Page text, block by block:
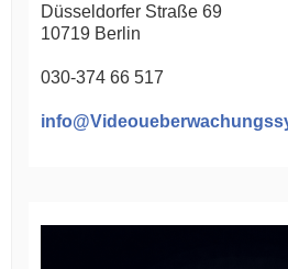
Düsseldorfer Straße 69
10719 Berlin
030-374 66 517